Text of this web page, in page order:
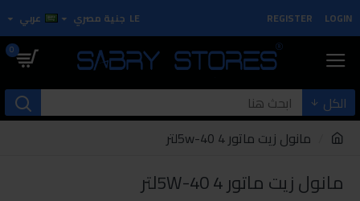
LOGIN
REGISTER
LE جنية مصري عربي
0
الكل
مانول زيت ماتور 5w-40 4لتر
مانول زيت ماتور 5W-40 4لتر